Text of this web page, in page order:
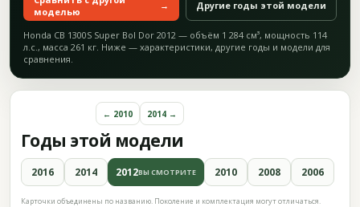
моделью
→ Другие годы этой модели
Honda CB 1300S Super Bol Dor 2012 — объём 1 284 см³, мощность 114
л.с., масса 261 кг. Ниже — характеристики, другие годы и модели для
сравнения.
Годы этой модели
← 2010 2014 →
2016 2014 2012ВЫ СМОТРИТЕ 2010 2008 2006
Карточки объединены по названию. Поколение и комплектация могут отличаться.